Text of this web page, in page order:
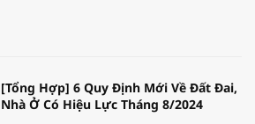
[Tổng Hợp] 6 Quy Định Mới Về Đất Đai,
Nhà Ở Có Hiệu Lực Tháng 8/2024